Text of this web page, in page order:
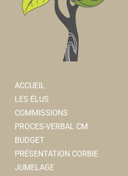
ACCUEIL
LES ÉLUS
COMMISSIONS
PROCES-VERBAL CM
BUDGET
PRÉSENTATION CORBIE
JUMELAGE